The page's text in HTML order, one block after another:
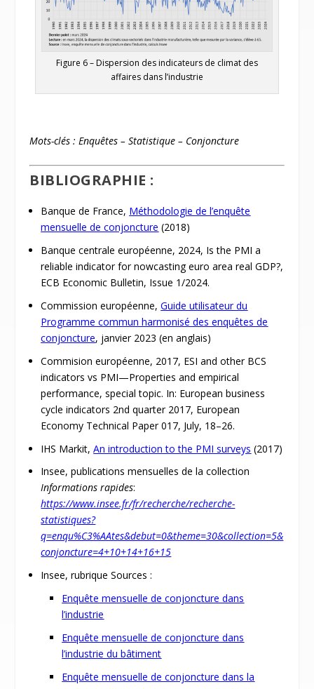
Figure 6– Dispersion des indicateurs de climat des
affaires dans l’industrie
Mots-clés : Enquêtes – Statistique – Conjoncture
BIBLIOGRAPHIE :
Banque de France, Méthodologie de l’enquête
mensuelle de conjoncture (2018)
Banque centrale européenne, 2024, Is the PMI a
reliable indicator for nowcasting euro area real GDP?,
ECB Economic Bulletin, Issue 1/2024.
Commission européenne,Guide utilisateur du
Programme commun harmonisé des enquêtes de
conjoncture, janvier 2023 (en anglais)
Commision européenne, 2017, ESI and other BCS
indicators vs PMI—Properties and empirical
performance, special topic. In: European business
cycle indicators 2nd quarter 2017, European
Economy Technical Paper 017, July, 18–26.
IHS Markit,An introduction to the PMI surveys (2017)
Insee, publications mensuelles de la collection
Informations rapides:
https://www.insee.fr/fr/recherche/recherche-
statistiques?
q=enqu%C3%AAtes&debut=0&theme=30&collection=5&
conjoncture=4+10+14+16+15
Insee, rubrique Sources :
Enquête mensuelle de conjoncture dans
l’industrie
Enquête mensuelle de conjoncture dans
l’industrie du bâtiment
Enquête mensuelle de conjoncture dans la